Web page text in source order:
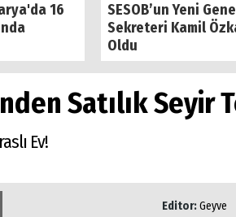
16
SESOB’un Yeni
Sekreteri Kamil
Oldu
Satılık Seyir
Ev!
Editor:Geyve